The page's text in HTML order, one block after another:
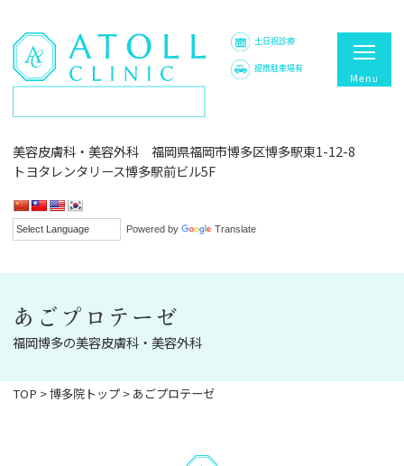
Powered by Translate
土日祝診療
提携駐車場有
美容皮膚科・美容外科 福岡県福岡市博多区博多駅東1-12-8
トヨタレンタリース博多駅前ビル5F
あごプロテーゼ
福岡博多の美容皮膚科・美容外科
TOP >博多院トップ > あごプロテーゼ